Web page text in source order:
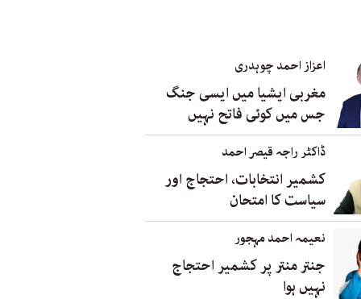
اعزاز احمد چوہدری
مغربی ایشیا میں ایسی جنگ
جس میں کوئی فاتح نہیں
ڈاکٹر راجہ قیصر احمد
کشمیر انتخابات، احتجاج اور
سیاست کا امتحان
نعیمہ احمد مہجور
جنتر منتر پر کشمیر احتجاج
نہیں ہوا